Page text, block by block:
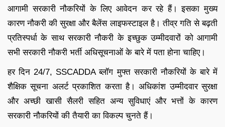
आगामी सरकारी नौकरियों के लिए आवेदन कर रहे हैं। इसका मुख्य
कारण नौकरी की सुरक्षा और बैलेंस लाइफस्टाइल है। तीव्र गति से बढ़ती
प्रतिस्पर्धा के साथ सरकारी नौकरी के इच्छुक उम्मीदवारों को आगामी
सभी सरकारी नौकरी भर्ती अधिसूचनाओं के बारे में पता होना चाहिए।
हर दिन 24/7, SSCADDA ब्लॉग मुफ्त सरकारी नौकरियों के बारे में
शैक्षिक सूचना अलर्ट प्रकाशित करता है। अधिकांश उम्मीदवार सुरक्षा
और अच्छी खासी सैलरी सहित अन्य सुविधाएं और भत्तों के कारण
सरकारी नौकरियों की तैयारी का विकल्प चुनते हैं।